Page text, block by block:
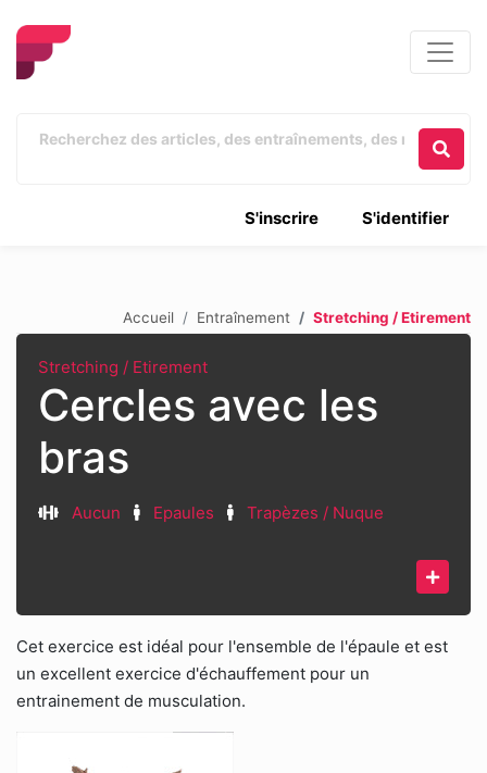
S'identifier
S'inscrire
Accueil Entraînement Stretching / Etirement
Stretching / Etirement
Cercles avec les
bras
Aucun Epaules Trapèzes / Nuque
Cet exercice est idéal pour l'ensemble de l'épaule et est
un excellent exercice d'échauffement pour un
entrainement de musculation.